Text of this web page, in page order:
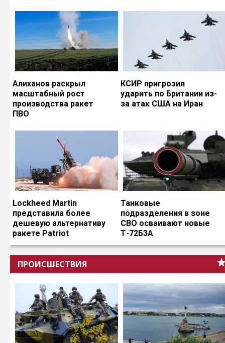
Алиханов раскрыл
масштабный рост
производства ракет
ПВО
КСИР пригрозил
ударить по Британии из-
за атак США на Иран
Lockheed Martin
представила более
дешевую альтернативу
ракете Patriot
Танковые
подразделения в зоне
СВО осваивают новые
Т-72Б3А
ПРОИСШЕСТВИЯ